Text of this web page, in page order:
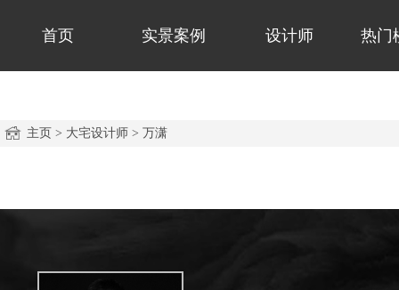
首页 实景案例 设计师 热门
主页 > 大宅设计师 > 万潇